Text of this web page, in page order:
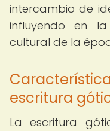
intercambio de
influyendo en
cultural de la
escritura
La escritura